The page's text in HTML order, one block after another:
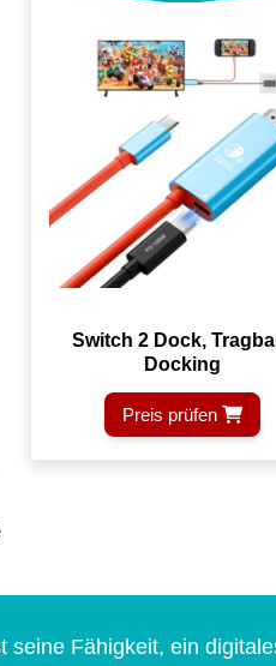
Switch 2 Dock,
Docking
Preis prüfen
seine Fähigkeit, ein